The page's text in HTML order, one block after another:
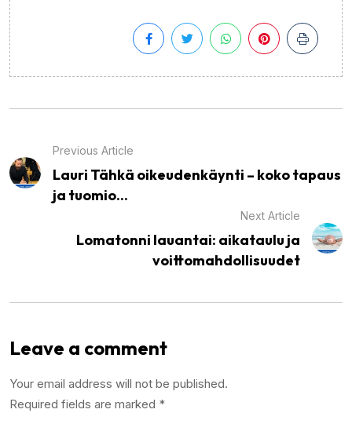
Previous Article
Lauri Tähkä oikeudenkäynti – koko tapaus
ja tuomio...
Next Article
Lomatonni lauantai: aikataulu ja
voittomahdollisuudet
Leave a comment
Your email address will not be published.
Required fields are marked *